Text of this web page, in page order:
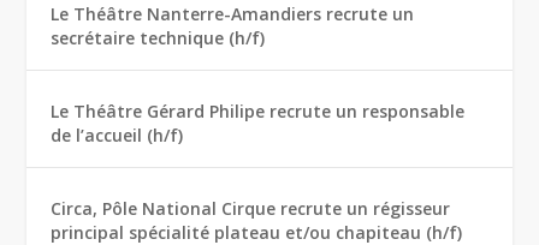
Le Théâtre Nanterre-Amandiers recrute un
secrétaire technique (h/f)
Le Théâtre Gérard Philipe recrute un responsable
de l’accueil (h/f)
Circa, Pôle National Cirque recrute un régisseur
principal spécialité plateau et/ou chapiteau (h/f)